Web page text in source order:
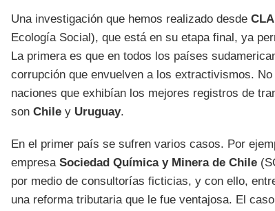
Una investigación que hemos realizado desde
Ecología Social), que está en su etapa final, ya
La primera es que en todos los países
corrupción que envuelven a los extractivismos.
naciones que exhibían los mejores registros de
son Chiley Uruguay.
En el primer país se sufren varios casos. Por
empresa Sociedad Química y Minera de Chile
por medio de consultorías ficticias, y con ello,
una reforma tributaria que le fue ventajosa. El